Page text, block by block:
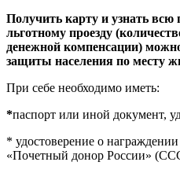
Получить карту и узнать всю
льготному проезду
денежной компенсации)
защиты населения по месту
При себе необходимо иметь:
*паспорт или иной документ,
* удостоверение о
«Почетный донор России»